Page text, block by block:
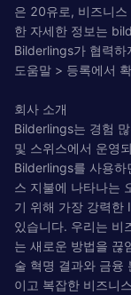
은 20유로, 비즈니
한 자세한 정보는
Bilderlings가 협력
도움말 > 등록에서
회사 소개
Bilderlings는 경험
및 스위스에서 운영
Bilderlings를 사용하
스 지불에 나타나는
기 위해 가장 강력한
있습니다. 우리는 비
는 새로운 방법을 끊
술 혁명 결과와 금융
이고 복잡한 비즈니